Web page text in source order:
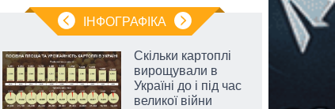
ІНФОГРАФІКА
Скільки картоплі
вирощували в
Україні до і під час
великої війни